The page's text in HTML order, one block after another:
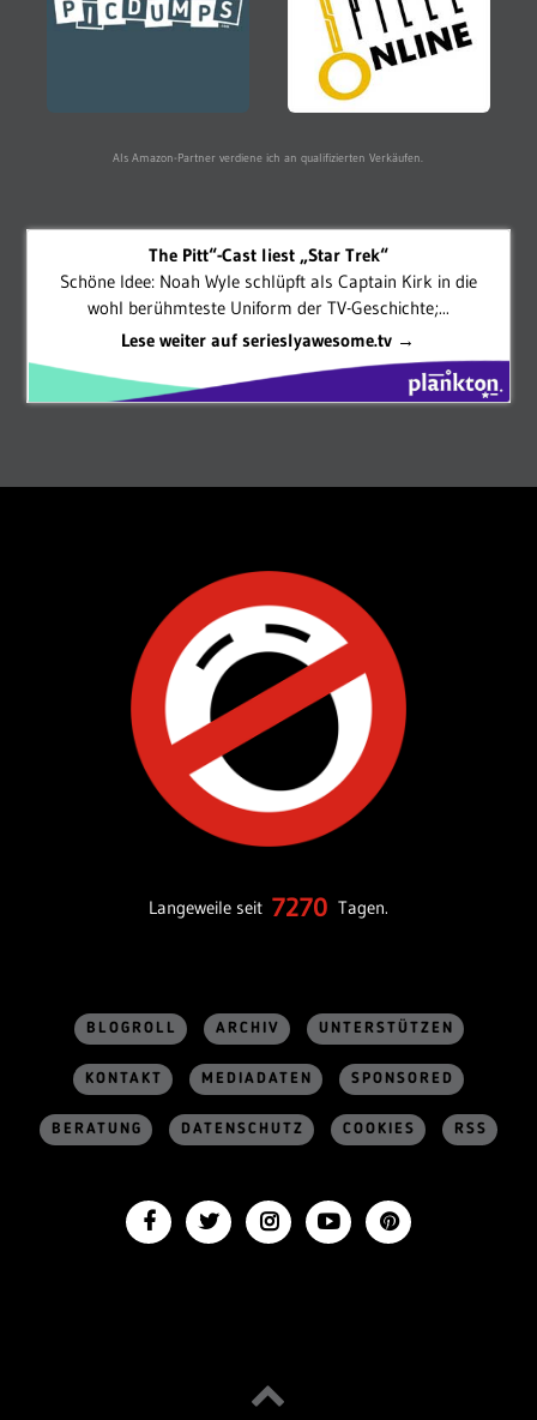
Als Amazon-Partner verdiene ich an qualifizierten Verkäufen.
The Pitt“-Cast liest „Star Trek“
Schöne Idee: Noah Wyle schlüpft als Captain Kirk in die
wohl berühmteste Uniform der TV-Geschichte;...
Lese weiter auf serieslyawesome.tv →
Langeweile seit 7270 Tagen.
BLOGROLL ARCHIV UNTERSTÜTZEN
KONTAKT MEDIADATEN SPONSORED
BERATUNG DATENSCHUTZ COOKIES RSS